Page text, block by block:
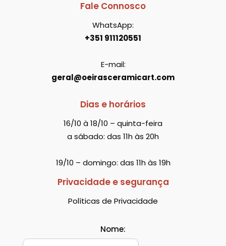
Fale Connosco
WhatsApp:
+351 911120551
E-mail:
geral@oeirasceramicart.com
Dias e horários
16/10 à 18/10 – quinta-feira
a sábado: das 11h às 20h
19/10 – domingo: das 11h às 19h
Privacidade e segurança
Políticas de Privacidade
Nome: